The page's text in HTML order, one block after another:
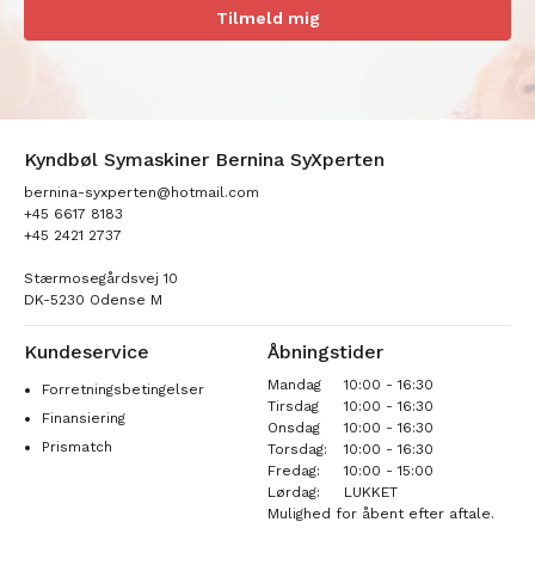
Tilmeld mig
Kyndbøl Symaskiner Bernina SyXperten
bernina-syxperten@hotmail.com
+45 6617 8183
+45 2421 2737
Stærmosegårdsvej 10
DK-5230 Odense M
Kundeservice
Forretningsbetingelser
Finansiering
Prismatch
Åbningstider
Mandag
10:00 - 16:30
Tirsdag
10:00 - 16:30
Onsdag
10:00 - 16:30
Torsdag:
10:00 - 16:30
Fredag:
10:00 - 15:00
Lørdag:
LUKKET
Mulighed for åbent efter aftale.